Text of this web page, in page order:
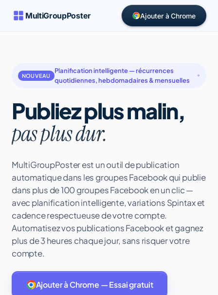
MultiGroupPoster Ajouter à Chrome
NOUVEAU
Planification intelligente — récurrences
quotidiennes, hebdomadaires & mensuelles
Publiez plus malin,
pas plus dur.
MultiGroupPoster est un outil de publication
automatique dans les groupes Facebook qui publie
dans plus de 100 groupes Facebook en un clic —
avec planification intelligente, variations Spintax et
cadence respectueuse de votre compte.
Automatisez vos publications Facebook et gagnez
plus de 3 heures chaque jour, sans risquer votre
compte.
Ajouter à Chrome — Essai gratuit